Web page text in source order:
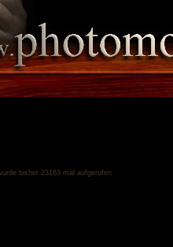
bisher 23163 mal aufgerufen